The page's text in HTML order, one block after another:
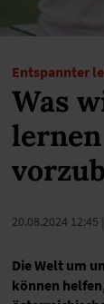
Entspannter
Was
20.08.2024 12:45
Die Welt um
können